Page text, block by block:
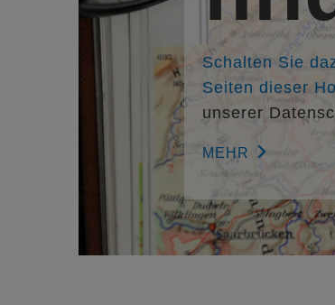
Schalten Sie
Seiten dieser
unserer
MEHR